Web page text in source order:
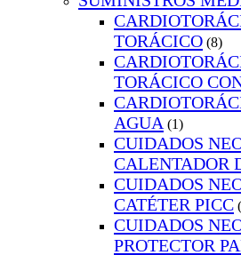
TORÁCICO (8)
TORÁCICO
AGUA (1)
CUIDADOS
CALENTADOR
CUIDADOS
CATÉTER PICC
CUIDADOS
PROTECTOR